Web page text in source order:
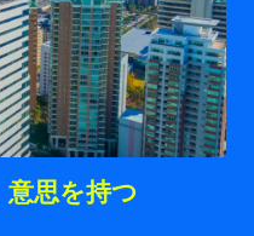
意思を持つ